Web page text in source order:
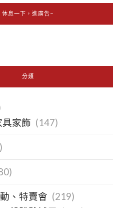
休息一下，進廣告~
分類
家飾 (147)
、特賣會 (219)